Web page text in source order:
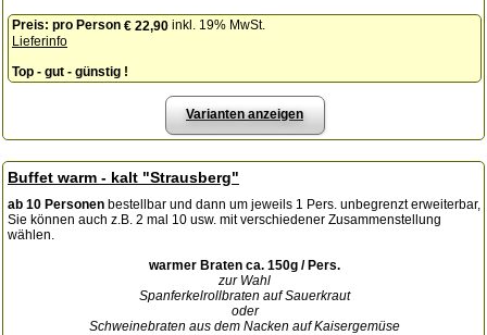
Preis: pro Person € 22,90 inkl. 19% MwSt.
Lieferinfo
Top - gut - günstig !
Varianten anzeigen
Buffet warm - kalt "Strausberg"
ab 10 Personen bestellbar und dann um jeweils 1 Pers. unbegrenzt erweiterbar,
Sie können auch z.B. 2 mal 10 usw. mit verschiedener Zusammenstellung
wählen.
warmer Braten ca. 150g / Pers.
zur Wahl
Spanferkelrollbraten auf Sauerkraut
oder
Schweinebraten aus dem Nacken auf Kaisergemüse